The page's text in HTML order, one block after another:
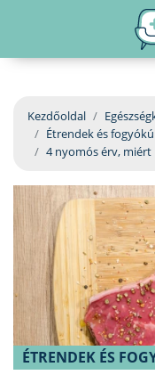
BETEGSÉGKALAUZ
ÜGYELETKERESŐ
ORVOS VÁLASZOL
ORVOSKERESŐ
Kezdőoldal
Étrendek és
4 nyomós érv,
ÉTRENDEK ÉS